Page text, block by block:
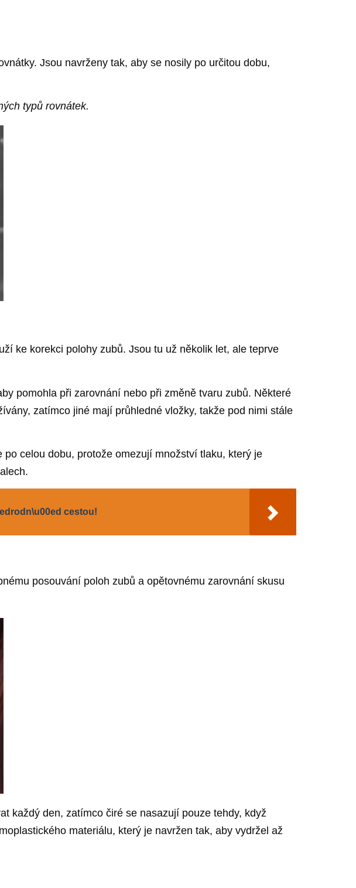
Jsou navrženy tak, aby se nosily po určitou dobu,
typů rovnátek.
ke korekci polohy zubů. Jsou tu už několik let, ale teprve
pomohla při zarovnání nebo při změně tvaru zubů. Některé
zatímco jiné mají průhledné vložky, takže pod nimi stále
celou dobu, protože omezují množství tlaku, který je
cestou!
posouvání poloh zubů a opětovnému zarovnání skusu
každý den, zatímco čiré se nasazují pouze tehdy, když
materiálu, který je navržen tak, aby vydržel až